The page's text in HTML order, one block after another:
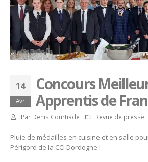
14
Avr
Concours
Apprentis de
Par Denis Courtiade Revue de presse
Pluie de médailles en cuisine et en salle
Périgord de la CCI Dordogne !